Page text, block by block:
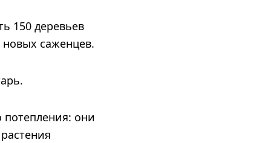
150 деревьев
саженцев.
потепления: они